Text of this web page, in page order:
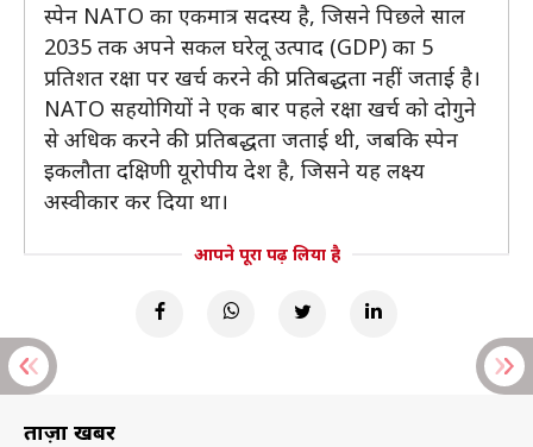
स्पेन NATO का एकमात्र सदस्य है, जिसने पिछले साल
2035 तक अपने सकल घरेलू उत्पाद (GDP) का 5
प्रतिशत रक्षा पर खर्च करने की प्रतिबद्धता नहीं जताई है।
NATO सहयोगियों ने एक बार पहले रक्षा खर्च को दोगुने
से अधिक करने की प्रतिबद्धता जताई थी, जबकि स्पेन
इकलौता दक्षिणी यूरोपीय देश है, जिसने यह लक्ष्य
अस्वीकार कर दिया था।
आपने पूरा पढ़ लिया है
ताज़ा खबरें